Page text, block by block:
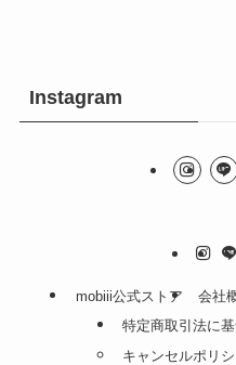
Instagram
mobiii公式ストア 会社
特定商取引法に
キャンセルポリ